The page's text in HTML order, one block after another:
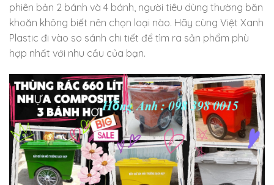
phiên bản 2 bánh và 4 bánh, người tiêu dùng thường băn
khoăn không biết nên chọn loại nào. Hãy cùng Việt Xanh
Plastic đi vào so sánh chi tiết để tìm ra sản phẩm phù
hợp nhất với nhu cầu của bạn.